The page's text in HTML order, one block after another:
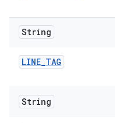
String
LINE_TAG
String